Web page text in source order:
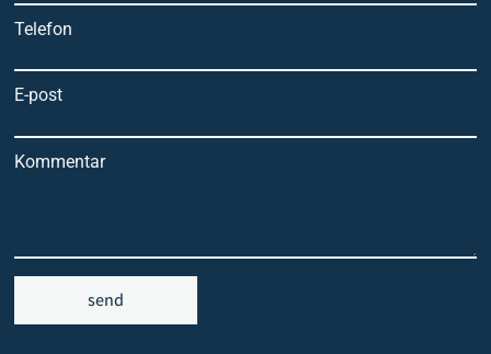
Telefon
E-post
Kommentar
send